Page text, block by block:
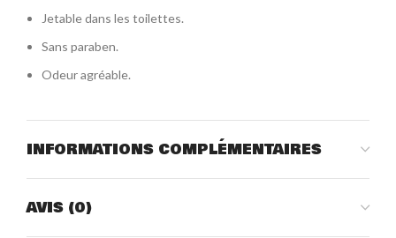
Jetable dans les toilettes.
Sans paraben.
Odeur agréable.
INFORMATIONS COMPLÉMENTAIRES
AVIS (0)